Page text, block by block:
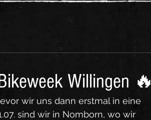
Willingen 🔥
wir uns dann erstmal in eine
sind wir in Nomborn, wo wir